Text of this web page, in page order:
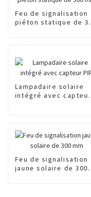
Feu de signalisation
piéton statique de
Lampadaire solaire
intégré avec capteur
Feu de signalisation
jaune solaire de 300